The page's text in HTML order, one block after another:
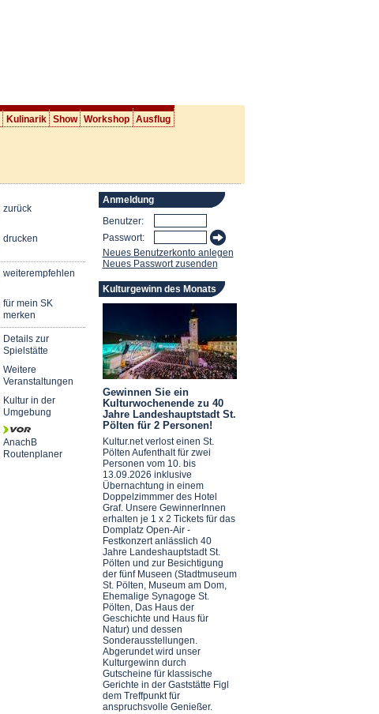
Kulinarik Show Workshop Ausflug
zurück
drucken
weiterempfehlen
für mein SK
merken
Details zur
Spielstätte
Weitere
Veranstaltungen
Kultur in der
Umgebung
AnachB
Routenplaner
Anmeldung
Benutzer:
Passwort:
Neues Benutzerkonto anlegen
Neues Passwort zusenden
Kulturgewinn des Monats
Gewinnen Sie ein
Kulturwochenende zu 40
Jahre Landeshauptstadt St.
Pölten für 2 Personen!
Kultur.net verlost einen St.
Pölten Aufenthalt für zwei
Personen vom 10. bis
13.09.2026 inklusive
Übernachtung in einem
Doppelzimmmer des Hotel
Graf. Unsere GewinnerInnen
erhalten je 1 x 2 Tickets für das
Domplatz Open-Air -
Festkonzert anlässlich 40
Jahre Landeshauptstadt St.
Pölten und zur Besichtigung
der fünf Museen (Stadtmuseum
St. Pölten, Museum am Dom,
Ehemalige Synagoge St.
Pölten, Das Haus der
Geschichte und Haus für
Natur) und dessen
Sonderausstellungen.
Abgerundet wird unser
Kulturgewinn durch
Gutscheine für klassische
Gerichte in der Gaststätte Figl
dem Treffpunkt für
anspruchsvolle Genießer.